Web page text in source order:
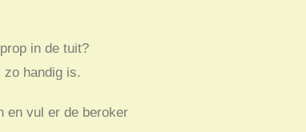
in de tuit?
handig is.
en vul er de beroker